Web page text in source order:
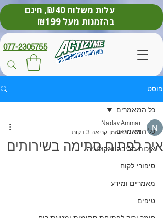
077-2305755
עלות משלוח ₪40, חינם
בהזמנות מעל ₪199
פוסט
כל המאמרים
איכות סביבה ואקולוגיה
סיפורי לקוח
מאמרים ומידע
טיפים
כל המאמרים
איך לפתוח סתימה בשירותים
Nadav Ammar
24 במאי
זמן קריאה 3 דקות